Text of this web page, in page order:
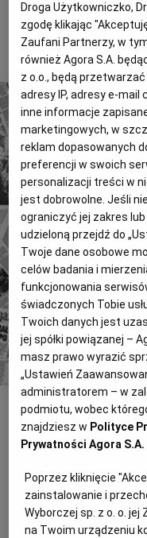
Magazyny
Wyborcza.biz
BIQdata
Archiwum
może dostać
To tylko fragment
poniżej.
4 miliony
Zyskaj dostęp do
Znajdź
PO CO
250 ŻOŁNIERZY ARMII
CO AMERYKANIE LĄDUJĄ
WYBORCZA Dziś w
powita pierwszy
Droga Użytkowniczko,
zgodę klikając
Zaufani Partnerzy, w
również Agora S.A.
z o.o., będą
adresy IP, adresy e-
inne informacje
marketingowych, w
reklam dopasowanych
preferencji w swoich
personalizacji treści w
jest dobrowolne. Jeśli
ograniczyć jej zakres
udzieloną przejdź do
Twoje dane osobowe
celów badania i
funkcjonowania
świadczonych Tobie
Twoich danych jest
jej spółki powiązanej –
masz prawo wyrazić
„Ustawień
administratorem – w
podmiotu, wobec
znajdziesz w Polityce
Prywatności Agora S.A.
Poprzez kliknięcie
zainstalowanie i
Wyborczej sp. z o. o. jej
na Twoim urządzeniu